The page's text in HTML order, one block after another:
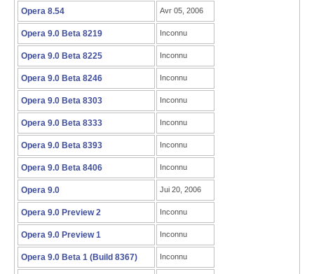
Opera 8.54 Avr 05, 2006
Opera 9.0 Beta 8219 Inconnu
Opera 9.0 Beta 8225 Inconnu
Opera 9.0 Beta 8246 Inconnu
Opera 9.0 Beta 8303 Inconnu
Opera 9.0 Beta 8333 Inconnu
Opera 9.0 Beta 8393 Inconnu
Opera 9.0 Beta 8406 Inconnu
Opera 9.0 Jui 20, 2006
Opera 9.0 Preview 2 Inconnu
Opera 9.0 Preview 1 Inconnu
Opera 9.0 Beta 1 (Build 8367) Inconnu